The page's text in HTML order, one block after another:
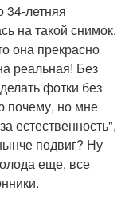
34-летняя
на такой снимок.
она прекрасно
реальная! Без
фотки без
почему, но мне
естественность",
подвиг? Ну
еще, все